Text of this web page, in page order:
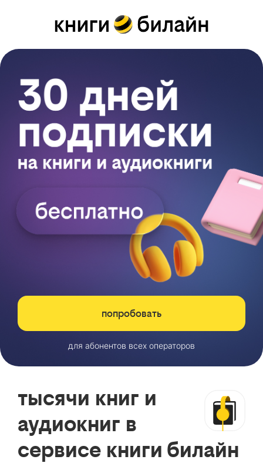
попробовать
для абонентов всех операторов
тысячи книг и
аудиокниг в
сервисе книги билайн